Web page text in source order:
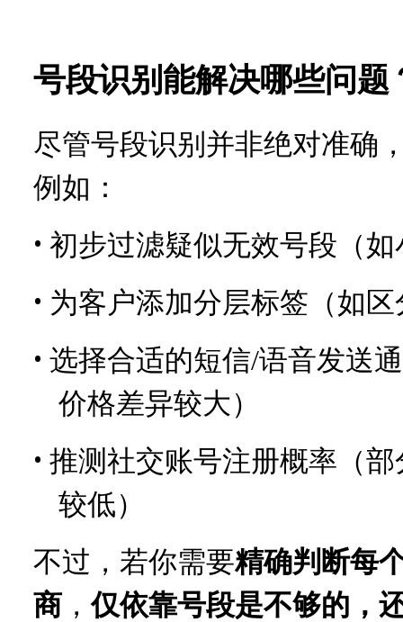
号段识别能解决哪些问题
尽管号段识别并非绝对准确
例如：
• 初步过滤疑似无效号段（
• 为客户添加分层标签（如
• 选择合适的短信/语音发送
价格差异较大）
• 推测社交账号注册概率（
较低）
不过，若你需要精确判断每
商 ，仅依靠号段是不够的，